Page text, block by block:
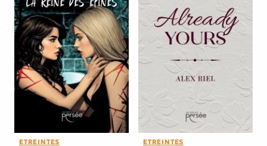
ETREINTES ETREINTES